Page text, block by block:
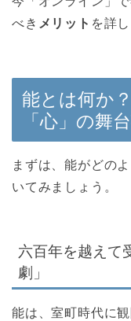
べき メリット を詳
能とは何か
「心」の舞
まずは、能がどの
いてみましょう。
六百年を越えて
劇」
能は、室町時代に